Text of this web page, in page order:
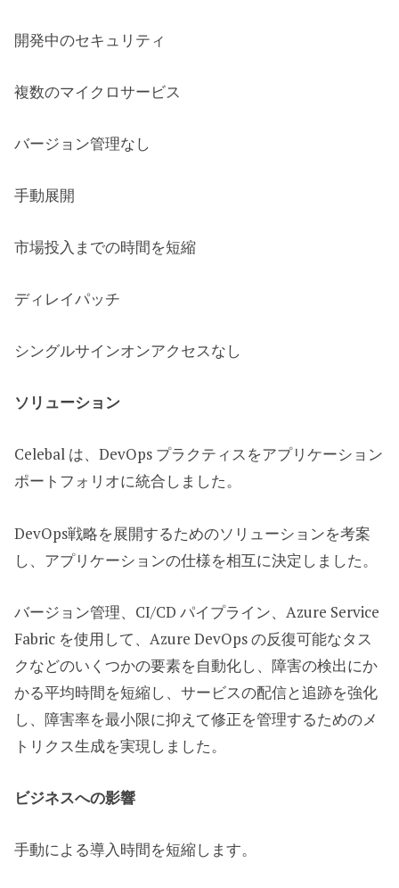
開発中のセキュリティ
複数のマイクロサービス
バージョン管理なし
手動展開
市場投入までの時間を短縮
ディレイパッチ
シングルサインオンアクセスなし
ソリューション
Celebal は、DevOps プラクティスをアプリケーション
ポートフォリオに統合しました。
DevOps戦略を展開するためのソリューションを考案
し、アプリケーションの仕様を相互に決定しました。
バージョン管理、CI/CD パイプライン、Azure Service
Fabric を使用して、Azure DevOps の反復可能なタス
クなどのいくつかの要素を自動化し、障害の検出にか
かる平均時間を短縮し、サービスの配信と追跡を強化
し、障害率を最小限に抑えて修正を管理するためのメ
トリクス生成を実現しました。
ビジネスへの影響
手動による導入時間を短縮します。